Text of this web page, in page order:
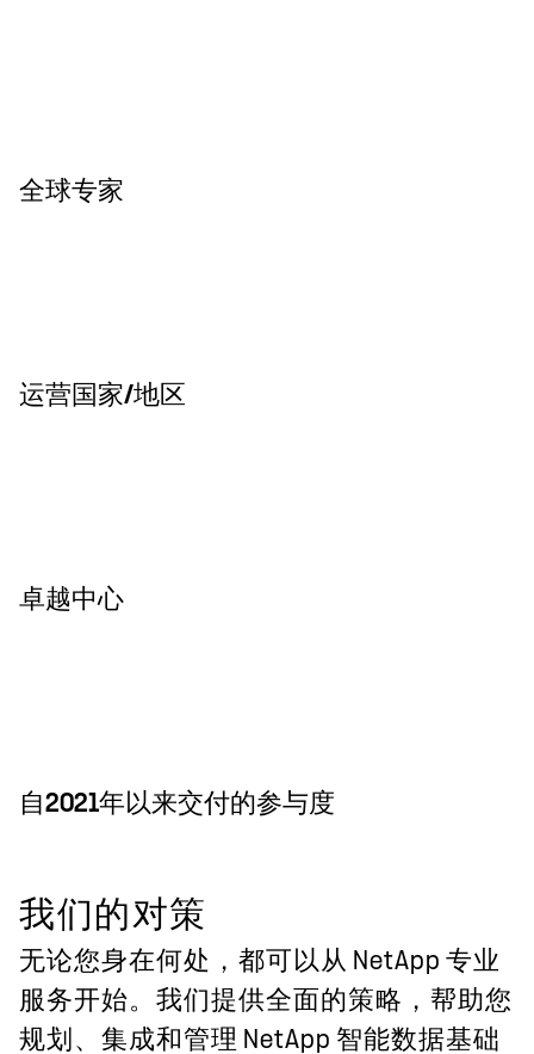
全球专家
运营国家/地区
卓越中心
自2021年以来交付的参与度
我们的对策
无论您身在何处，都可以从 NetApp 专业
服务开始。我们提供全面的策略，帮助您
规划、集成和管理 NetApp 智能数据基础